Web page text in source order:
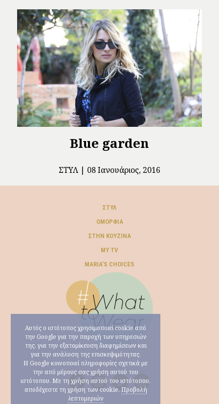
Blue garden
ΣΤΥΛ 08 Ιανουάριος, 2016
ΣΤΥΛ
ΟΜΟΡΦΙΆ
ΣΤΗΝ ΚΟΥΖΊΝΑ
MY TV
ΜARIA’S CHOICES
Αυτός ο ιστότοπος χρησιμοποιεί cookie από
την Google για την παροχή των υπηρεσιών
της, για την εξατομίκευση διαφημίσεων και
για την ανάλυση της επισκεψιμότητας.
Η Google κοινοποιεί πληροφορίες σχετικά με
την από μέρους σας χρήση αυτού του
ιστότοπου. Με τη χρήση αυτού του ιστότοπου,
αποδέχεστε τη χρήση των cookie. Προβολή
λεπτομεριών